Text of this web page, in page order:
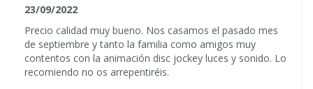
23/09/2022
Precio calidad muy bueno. Nos casamos el pasado mes
de septiembre y tanto la familia como amigos muy
contentos con la animación disc jockey luces y sonido. Lo
recomiendo no os arrepentiréis.